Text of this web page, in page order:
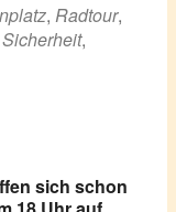
, Radtour,
Sicherheit,
sich schon